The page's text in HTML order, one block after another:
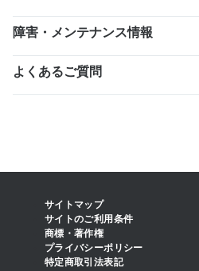
障害・メンテナンス情報
よくあるご質問
サイトマップ
サイトのご利用条件
商標・著作権
プライバシーポリシー
特定商取引法表記